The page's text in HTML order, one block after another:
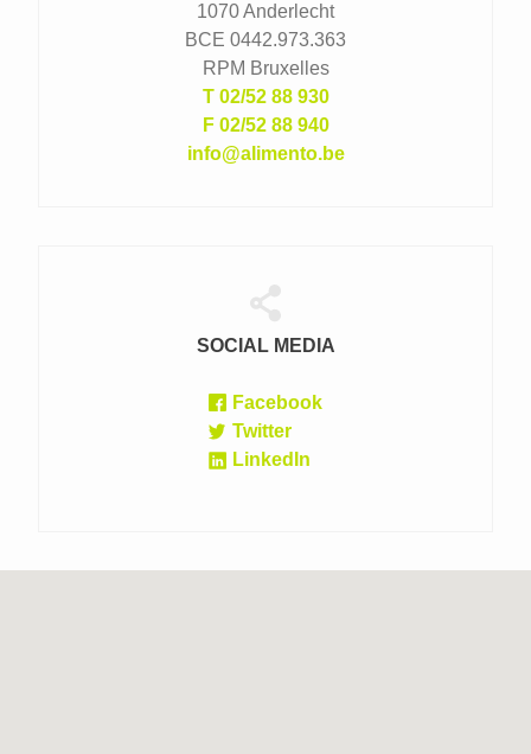
1070 Anderlecht
BCE 0442.973.363
RPM Bruxelles
02/52 88 930
02/52 88 940
info@alimento.be
SOCIAL MEDIA
Facebook
Twitter
LinkedIn